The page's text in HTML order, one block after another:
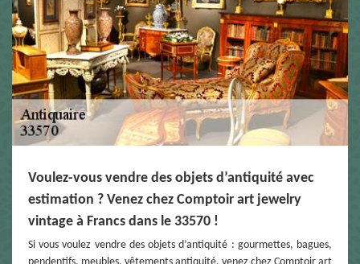
Voulez-vous vendre des objets d’antiquité avec
estimation ? Venez chez Comptoir art jewelry
vintage à Francs dans le 33570 !
Si vous voulez vendre des objets d’antiquité : gourmettes, bagues,